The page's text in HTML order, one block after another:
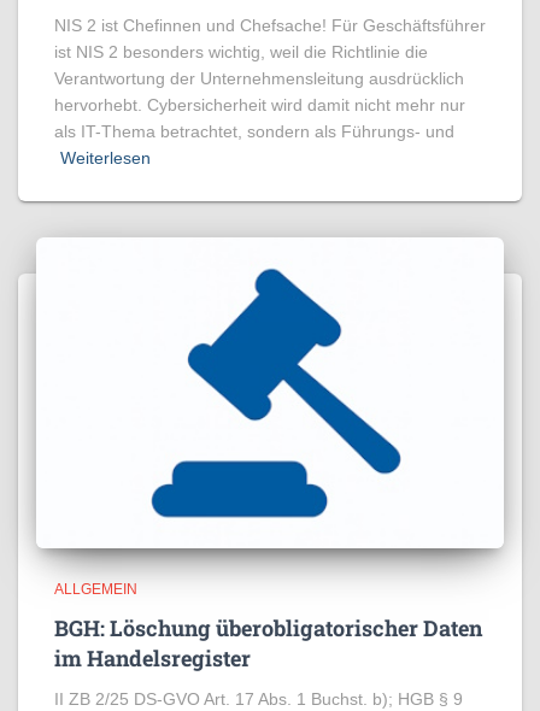
NIS 2 ist Chefinnen und Chefsache! Für Geschäftsführer
ist NIS 2 besonders wichtig, weil die Richtlinie die
Verantwortung der Unternehmensleitung ausdrücklich
hervorhebt. Cybersicherheit wird damit nicht mehr nur
als IT-Thema betrachtet, sondern als Führungs- und
Weiterlesen
ALLGEMEIN
BGH: Löschung überobligatorischer Daten
im Handelsregister
II ZB 2/25 DS-GVO Art. 17 Abs. 1 Buchst. b); HGB § 9